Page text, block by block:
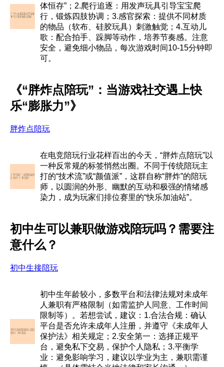
体恒存”；2.爬行追逐：用发声玩具引导宝宝爬
行，锻炼四肢协调；3.感官探索：提供不同材质
的物品（软布、硅胶玩具）刺激触觉；4.互动儿
歌：配合拍手、跺脚等动作，培养节奏感。注意
安全，避免细小物品，每次游戏时间10-15分钟即
可。
《“胖炸点陪玩”：当游戏社交遇上快
乐“膨胀力”》
胖炸点陪玩
在电竞陪玩行业花样百出的今天，“胖炸点陪玩”以
一种反常规的标签悄然出圈。不同于传统陪玩主
打的“技术流”或“颜值派”，这群自称“胖炸”的陪玩
师，以圆润的外形、幽默的互动和极强的情绪感
染力，成为玩家们排位赛里的“快乐加油站”。
初中生可以兼职做游戏陪玩吗？需要注
意什么？
初中生接陪玩
初中生年龄较小，多数平台和法律法规对未成年
人兼职有严格限制（如需监护人同意、工作时间
限制等）。若想尝试，建议：1.合法合规：确认
平台是否允许未成年人注册，并遵守《未成年人
保护法》相关规定；2.安全第一：选择正规平
台，避免私下交易，保护个人隐私；3.平衡学
业：避免影响学习，建议以学业为主，兼职需谨